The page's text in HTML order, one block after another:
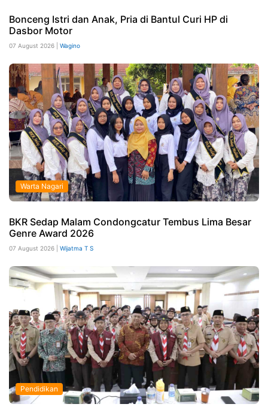
Bonceng Istri dan Anak, Pria di Bantul Curi HP di
Dasbor Motor
07 August 2026 | Wagino
Warta Nagari
BKR Sedap Malam Condongcatur Tembus Lima Besar
Genre Award 2026
07 August 2026 | Wijatma T S
Pendidikan